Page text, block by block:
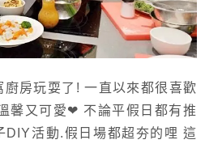
廚房玩耍了! 一直以來都很喜歡
馨又可愛❤ 不論平假日都有推
DIY活動.假日場都超夯的哩 這